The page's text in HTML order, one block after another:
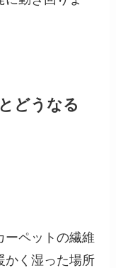
どうなる
ーペットの繊維
かく湿った場所